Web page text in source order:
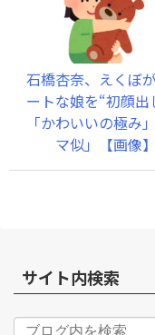
石橋杏奈、えくぼ
ートな娘を“初顔出
「かわいいの極み
マ似」【画像】
サイト内検索